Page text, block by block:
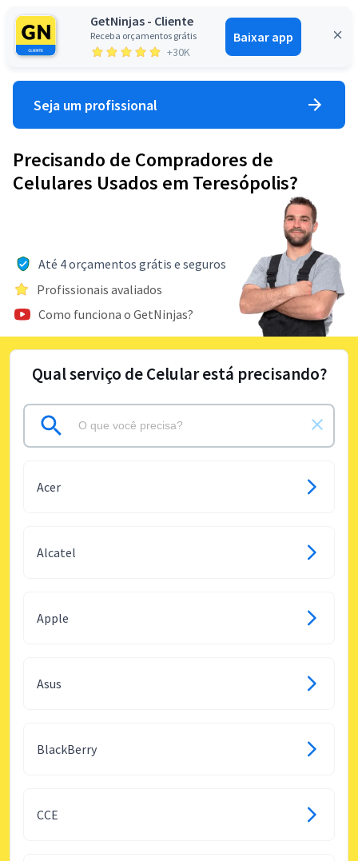
GetNinjas - Cliente
Receba orçamentos grátis
+30K
Baixar app
Entrar
Seja um profissional
Precisando de Compradores de
Celulares Usados em Teresópolis?
Até 4 orçamentos grátis e seguros
Profissionais avaliados
Como funciona o GetNinjas?
Qual serviço de Celular está precisando?
Acer
Alcatel
Apple
Asus
BlackBerry
CCE